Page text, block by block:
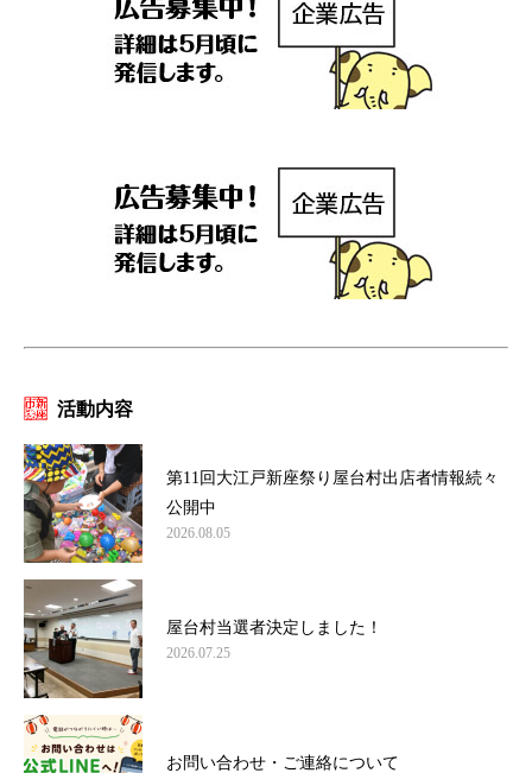
活動内容
第11回大江戸新座祭り屋台村出店者情報続々
公開中
2026.08.05
屋台村当選者決定しました！
2026.07.25
お問い合わせ・ご連絡について